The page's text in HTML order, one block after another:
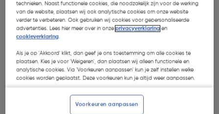
technieken. Naast functionele cookies, die noodzakelijk zijn voor de werking
van de website, plaatsen wij ook analytische cookies om onze website
verder te verbeteren. Ook gebruiken wij cookies voor gepersonaliseerde
advertenties. Lees hier meer over in onzeprivacyverklaring en
cookieverklaring.
Als je op 'Akkoord' klikt, dan geef je ons toestemming om alle cookies te
plaatsen. Kies je voor 'Weigeren', dan plaatsen wij alleen functionele en
analytische cookies. Via 'Voorkeuren aanpassen' kun je zelf instellen welke
cookies worden geplaatst. Deze voorkeuren kun je altijd weer aanpassen.
Voorkeuren aanpassen